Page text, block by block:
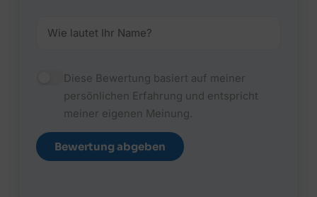
Diese Bewertung basiert auf meiner
persönlichen Erfahrung und entspricht
meiner eigenen Meinung.
Bewertung abgeben